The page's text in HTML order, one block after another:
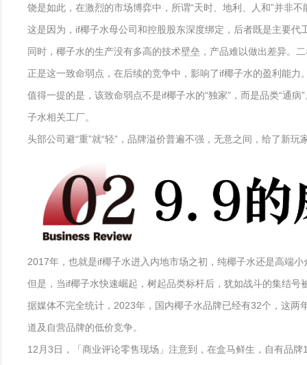
饶是如此，在激烈的市场博弈中，所谓“天时、地利、人和”并非
这是因为，if椰子水母公司和控股股东深度绑定，后者既是主要
同时，椰子水的生产没有多高的技术壁垒，产品难以做出差异。
正是这一致命弱点，在后续的竞争中，影响了if椰子水的盈利能
值得一提的是，该致命弱点不是if椰子水的“独家”，而是品类“通
子水相关工厂。
头部公司避“重”就“轻”，品牌溢价普遍不强，无意之间，给了新玩
2017年，也就是if椰子水进入内地市场之初，纯椰子水还是高端
但是，当if椰子水快速崛起，树起品类标杆后，犹如战斗的集结号
据媒体不完全统计，2023年，国内椰子水品牌已经有32个，这
道及自营品牌的低价竞争。
12月3日，「商业评论零售现场」注意到，在盒马鲜生，自有品